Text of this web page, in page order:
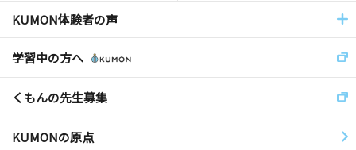
KUMON体験者の声
学習中の方へ
くもんの先生募集
KUMONの原点